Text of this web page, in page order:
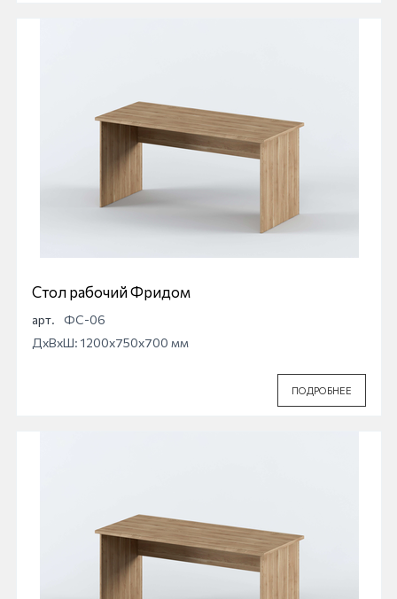
Стол рабочий Фридом
арт.
ФС-06
ДхВхШ: 1200x750x700 мм
ПОДРОБНЕЕ